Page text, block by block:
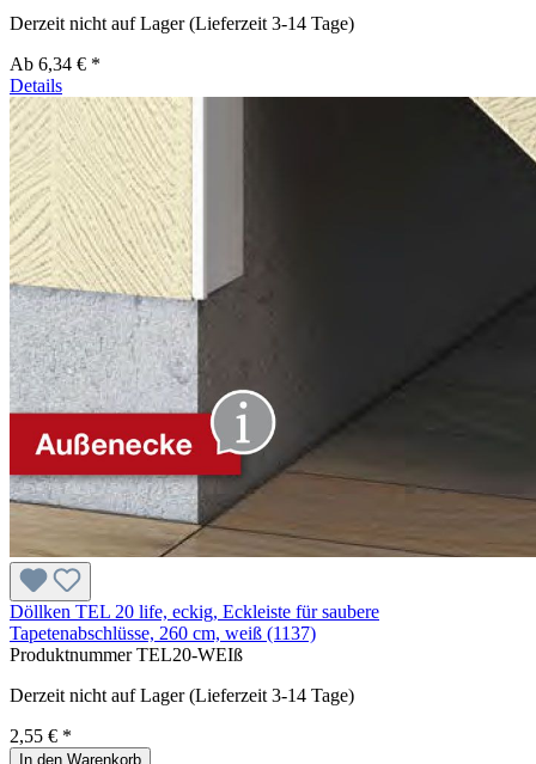
Derzeit nicht auf Lager (Lieferzeit 3-14 Tage)
Ab 6,34 € *
Details
Döllken TEL 20 life, eckig, Eckleiste für saubere
Tapetenabschlüsse, 260 cm, weiß (1137)
ProduktnummerTEL20-WEIß
Derzeit nicht auf Lager (Lieferzeit 3-14 Tage)
2,55 € *
In den Warenkorb